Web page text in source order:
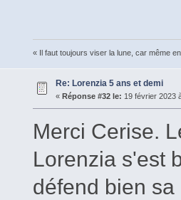
« Il faut toujours viser la lune, car même
Re: Lorenzia 5 ans et demi
« Réponse #32 le: 19 février 2023
Merci Cerise.
Lorenzia s'est
défend bien